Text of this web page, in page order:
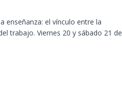
enseñanza: el vínculo entre la
trabajo. Viernes 20 y sábado 21 de